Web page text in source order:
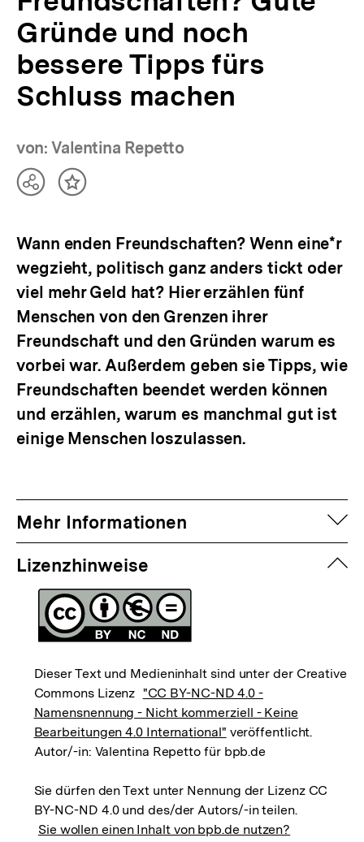
Gründe und noch
bessere Tipps fürs
Schluss machen
von: Valentina Repetto
TeilenInhalt
Wann enden Freundschaften? Wenn eine*r
wegzieht, politisch ganz anders tickt oder
viel mehr Geld hat? Hier erzählen fünf
Menschen von den Grenzen ihrer
Freundschaft und den Gründen warum es
vorbei war. Außerdem geben sie Tipps, wie
Freundschaften beendet werden können
und erzählen, warum es manchmal gut ist
einige Menschen loszulassen.
Mehr Informationen
Lizenzhinweise
Dieser Text und Medieninhalt sind unter der Creative
Commons Lizenz "CC BY-NC-ND 4.0 -
Namensnennung - Nicht kommerziell - Keine
Bearbeitungen 4.0 International" veröffentlicht.
Autor/-in: Valentina Repetto für bpb.de
Sie dürfen den Text unter Nennung der Lizenz CC
BY-NC-ND 4.0 und des/der Autors/-in teilen.
Sie wollen einen Inhalt von bpb.de nutzen?